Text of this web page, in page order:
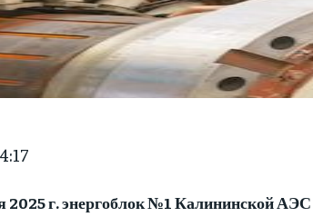
2025 г. энергоблок №1 Калининской